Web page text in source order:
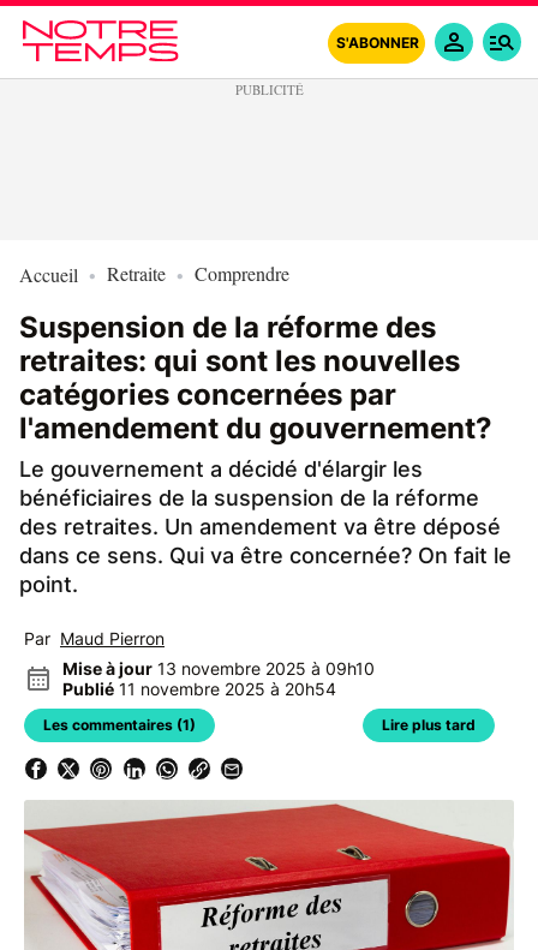
S'ABONNER
Accueil Retraite Comprendre
Suspension de la réforme des
retraites: qui sont les nouvelles
catégories concernées par
l'amendement du gouvernement?
Le gouvernement a décidé d'élargir les
bénéficiaires de la suspension de la réforme
des retraites. Un amendement va être déposé
dans ce sens. Qui va être concernée? On fait le
point.
Par Maud Pierron
Mise à jour 13 novembre 2025 à 09h10
Publié 11 novembre 2025 à 20h54
Les commentaires (1) Lire plus tard